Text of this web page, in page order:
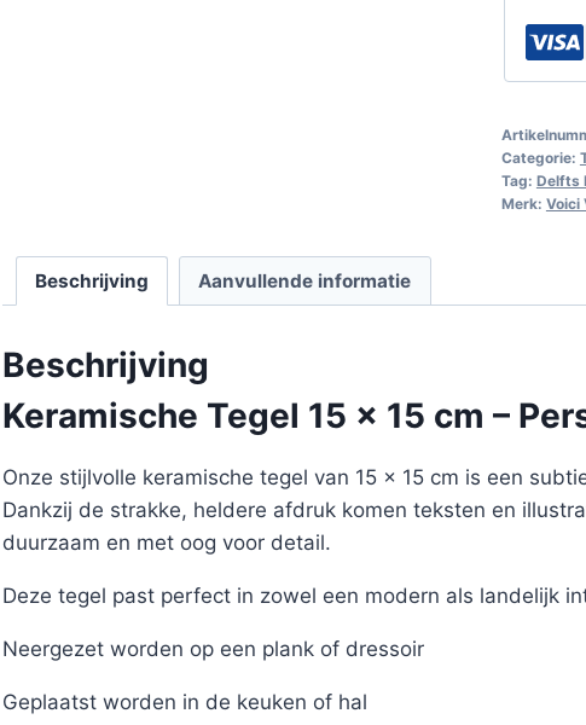
Categorie:
Tag: Delfts
Merk: Voici
Beschrijving Aanvullende informatie
Beschrijving
Keramische Tegel 15 x 15 cm –
Onze stijlvolle keramische tegel van 15 x 15 cm is een
Dankzij de strakke, heldere afdruk komen teksten en
duurzaam en met oog voor detail.
Deze tegel past perfect in zowel een modern als landelijk
Neergezet worden op een plank of dressoir
Geplaatst worden in de keuken of hal